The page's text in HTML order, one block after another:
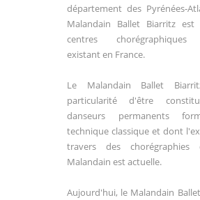
département des Pyrénées-
Malandain Ballet Biarritz
centres chorégraphiques
existant en France.
Le Malandain Ballet
particularité d'être
danseurs permanents
technique classique et dont
travers des chorégraphies
Malandain est actuelle.
Aujourd'hui, le Malandain